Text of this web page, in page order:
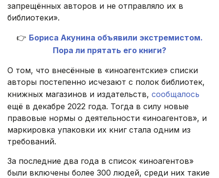
запрещённых авторов и не отправляло их в
библиотеки».
👉 Бориса Акунина объявили экстремистом.
Пора ли прятать его книги?
О том, что внесённые в «иноагентские» списки
авторы постепенно исчезают с полок библиотек,
книжных магазинов и издательств, сообщалось
ещё в декабре 2022 года. Тогда в силу новые
правовые нормы о деятельности «иноагентов», и
маркировка упаковки их книг стала одним из
требований.
За последние два года в список «иноагентов»
были включены более 300 людей, среди них такие